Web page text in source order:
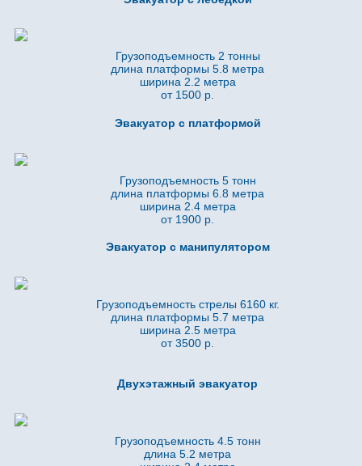
Грузоподъемность 2 тонны
длина платформы 5.8 метра
ширина 2.2 метра
от 1500 р.
Эвакуатор с платформой
Грузоподъемность 5 тонн
длина платформы 6.8 метра
ширина 2.4 метра
от 1900 р.
Эвакуатор с манипулятором
Грузоподъемность стрелы 6160 кг.
длина платформы 5.7 метра
ширина 2.5 метра
от 3500 р.
Двухэтажный эвакуатор
Грузоподъемность 4.5 тонн
длина 5.2 метра